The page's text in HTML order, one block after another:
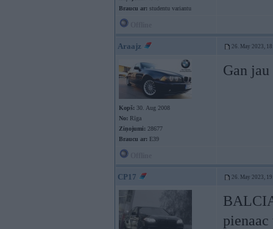
Braucu ar: studentu variantu
Araajz 26. May 2023,
Kopš: 30. Aug 2008
No: Rīga
Ziņojumi: 28677
Braucu ar: E39
Gan
CP17 26. May 2023,